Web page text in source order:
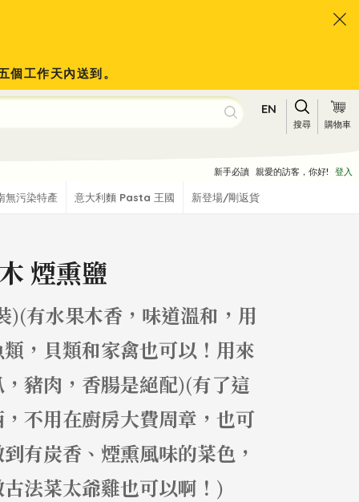
工作天內送到。
EN
搜尋 購物車
新手必讀 親愛的訪客，你好! 登入
無污染特產 意大利麵 Pasta 王國 新登場/剛返貨
煙熏鹽
)(有水果木香，味道溫和，用
，貝類和家禽也可以！用來
豬肉，香腸是絕配)(有了這
不用在廚房大費周章，也可
有炭香、煙熏風味的菜色，
法菜太爺雞也可以啊！)